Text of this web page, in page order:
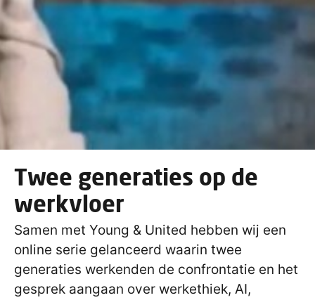
Twee generaties op de
werkvloer
Samen met Young & United hebben wij een
online serie gelanceerd waarin twee
generaties werkenden de confrontatie en het
gesprek aangaan over werkethiek, AI,